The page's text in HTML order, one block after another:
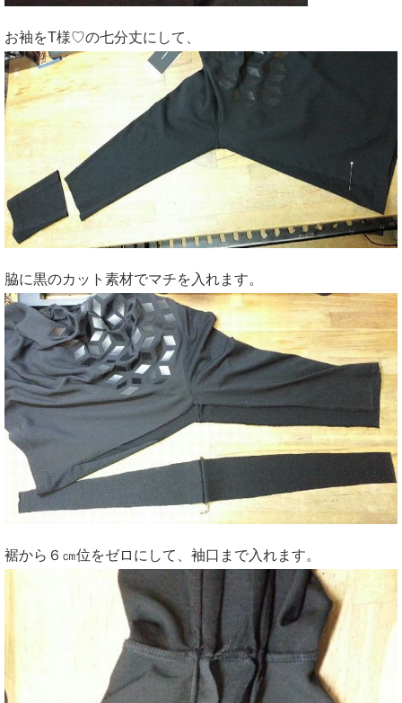
お袖をT様♡の七分丈にして、
脇に黒のカット素材でマチを入れます。
裾から６㎝位をゼロにして、袖口まで入れます。